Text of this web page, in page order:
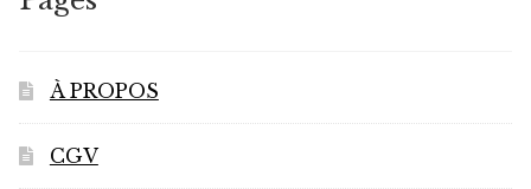
À PROPOS
CGV